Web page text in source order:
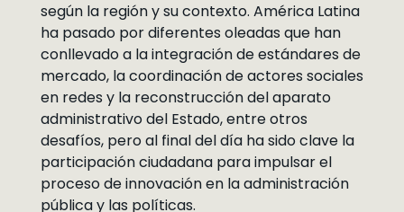
según la región y su contexto. América Latina
ha pasado por diferentes oleadas que han
conllevado a la integración de estándares de
mercado, la coordinación de actores sociales
en redes y la reconstrucción del aparato
administrativo del Estado, entre otros
desafíos, pero al final del día ha sido clave la
participación ciudadana para impulsar el
proceso de innovación en la administración
pública y las políticas.